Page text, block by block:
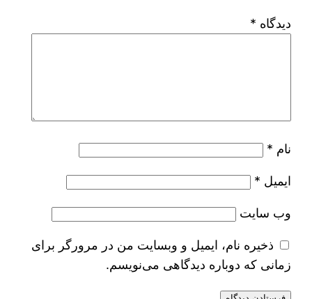
دیدگاه *
نام *
ایمیل *
وب‌ سایت
ذخیره نام، ایمیل و وبسایت من در مرورگر برای
زمانی که دوباره دیدگاهی می‌نویسم.